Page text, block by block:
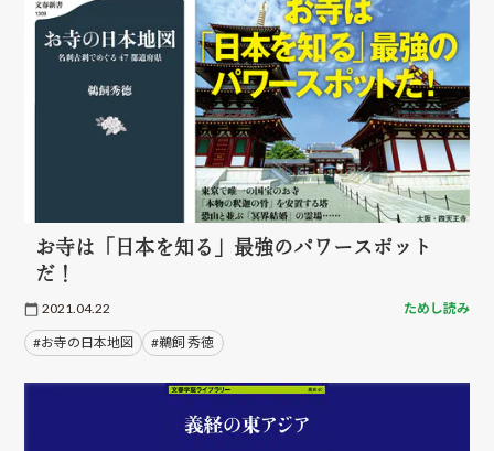
お寺は「日本を知る」最強のパワースポット
だ！
2021.04.22 ためし読み
#お寺の日本地図 #鵜飼 秀徳